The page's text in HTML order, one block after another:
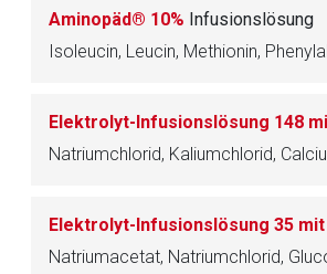
53. Kardiaka
55. Koronarmittel (Antianginosa)
Aminopäd® 10% Infusionslösung
Elektrolyt-Infusionslösung 35
Natriumacetat, Natriumchlorid,